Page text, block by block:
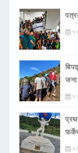
१
जना
१
१